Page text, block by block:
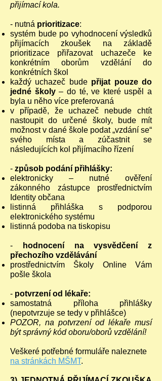
přijímací kola.
- nutná prioritizace:
systém bude po vyhodnocení výsledků
přijímacích zkoušek na základě
prioritizace přiřazovat uchazeče ke
konkrétním oborům vzdělání do
konkrétních škol
každý uchazeč bude přijat pouze do
jedné školy– do té, ve které uspěl a
byla u něho více preferovaná
v případě, že uchazeč nebude chtít
nastoupit do určené školy, bude mít
možnost v dané škole podat „vzdání se“
svého místa a zúčastnit se
následujících kol přijímacího řízení
- způsob podání přihlášky:
elektronicky – nutné ověření
zákonného zástupce prostřednictvím
Identity občana
listinná přihláška s podporou
elektronického systému
listinná podoba na tiskopisu
-
hodnocení na vysvědčení z
přechozího vzdělávání
prostřednictvím Školy Online Vám
pošle škola
- potvrzení od lékaře:
samostatná příloha přihlášky
(nepotvrzuje se tedy v přihlášce)
POZOR, na potvrzení od lékaře musí
být správný kód oboru/oborů vzdělání!
Veškeré potřebné formuláře naleznete
na stránkách MŠMT.